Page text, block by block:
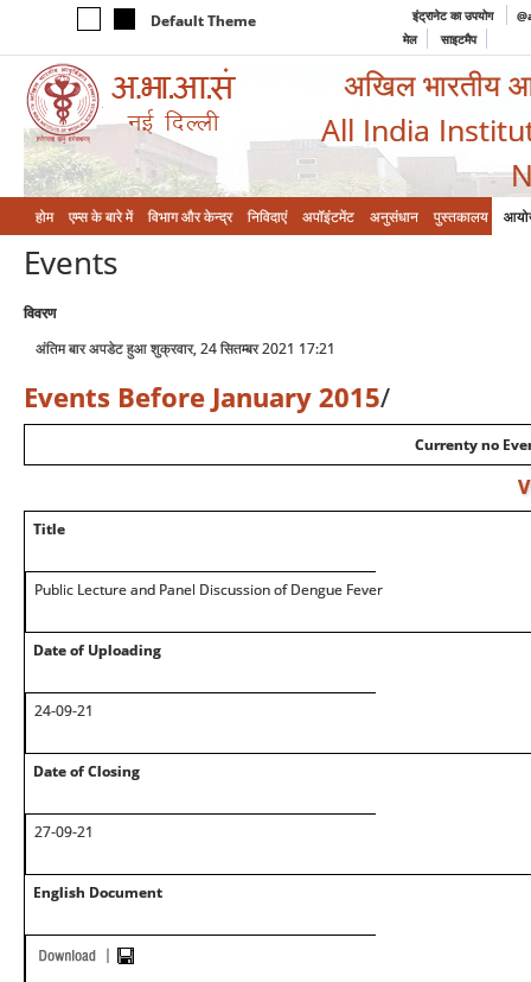
Default Theme इंट्रानेट का उपयोग
मेल
साइटमैप
अखिल भारतीय
All India
होम एम्‍स के बारे में विभाग और केन्‍द्र निविदाएं अपॉइंटमेंट अनुसंधान पुस्तकालय
Events
विवरण
अंतिम बार अपडेट हुआ शुक्रवार, 24 सितम्बर 2021 17:21
Events Before January 2015/
Currenty no
Title
Public Lecture and Panel Discussion of Dengue Fever
Date of Uploading
24-09-21
Date of Closing
27-09-21
English Document